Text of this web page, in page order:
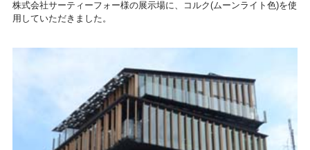
株式会社サーティーフォー様の展示場に、コルク(ムーンライト色)を使
用していただきました。